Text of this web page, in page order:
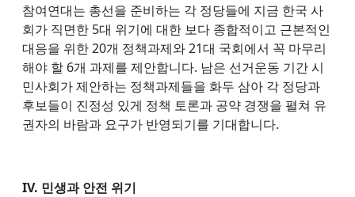
참여연대는 총선을 준비하는 각 정당들에 지금 한국 사
회가 직면한 5대 위기에 대한 보다 종합적이고 근본적인
대응을 위한 20개 정책과제와 21대 국회에서 꼭 마무리
해야 할 6개 과제를 제안합니다. 남은 선거운동 기간 시
민사회가 제안하는 정책과제들을 화두 삼아 각 정당과
후보들이 진정성 있게 정책 토론과 공약 경쟁을 펼쳐 유
권자의 바람과 요구가 반영되기를 기대합니다.
IV. 민생과 안전 위기